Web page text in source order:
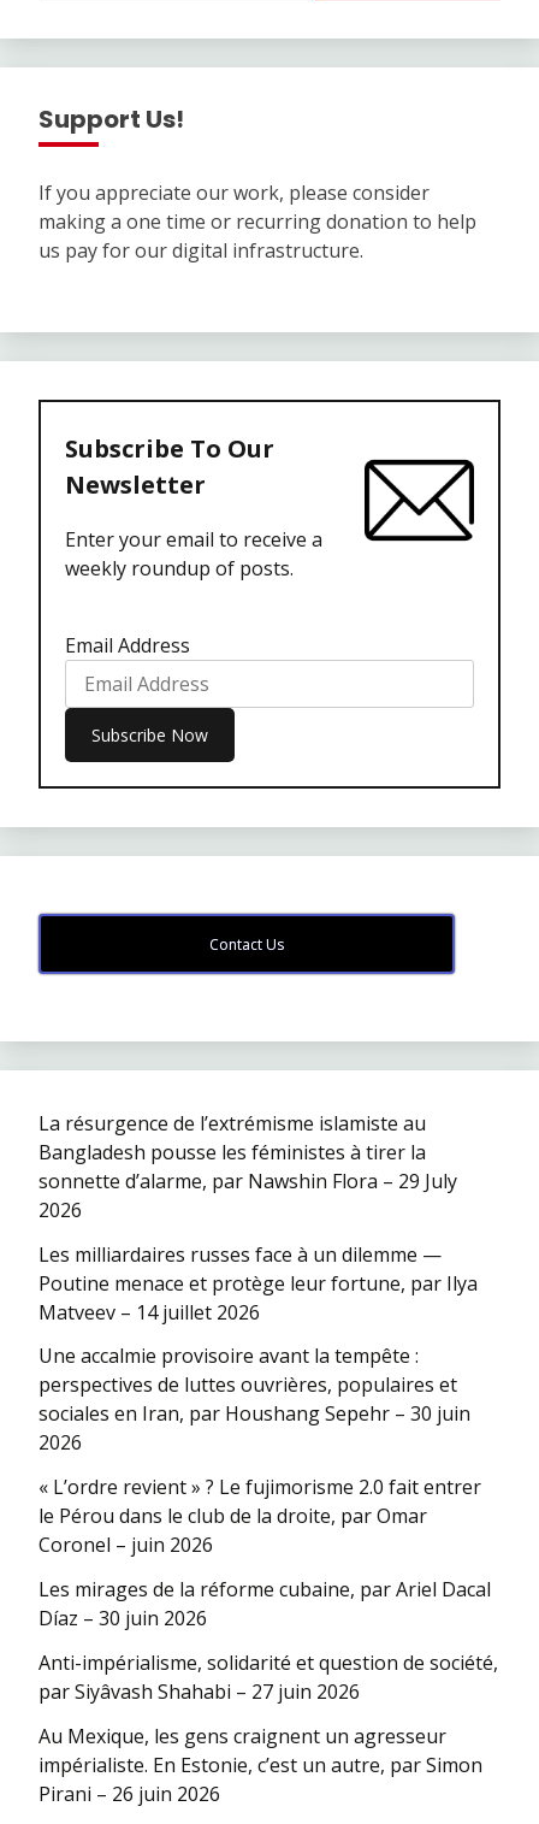
Support Us!
If you appreciate our work, please consider
making a one time or recurring donation to help
us pay for our digital infrastructure.
Subscribe To Our
Newsletter
Enter your email to receive a
weekly roundup of posts.
Email Address
Contact Us
La résurgence de l’extrémisme islamiste au
Bangladesh pousse les féministes à tirer la
sonnette d’alarme, par Nawshin Flora – 29 July
2026
Les milliardaires russes face à un dilemme —
Poutine menace et protège leur fortune, par Ilya
Matveev – 14 juillet 2026
Une accalmie provisoire avant la tempête :
perspectives de luttes ouvrières, populaires et
sociales en Iran, par Houshang Sepehr – 30 juin
2026
« L’ordre revient » ? Le fujimorisme 2.0 fait entrer
le Pérou dans le club de la droite, par Omar
Coronel – juin 2026
Les mirages de la réforme cubaine, par Ariel Dacal
Díaz – 30 juin 2026
Anti-impérialisme, solidarité et question de société,
par Siyâvash Shahabi – 27 juin 2026
Au Mexique, les gens craignent un agresseur
impérialiste. En Estonie, c’est un autre, par Simon
Pirani – 26 juin 2026